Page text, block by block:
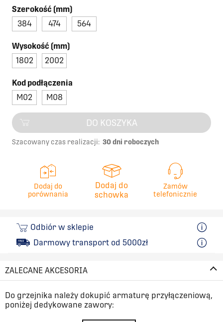
Szerokość (mm)
384
474 564
Wysokość (mm)
1802
2002
Kod podłączenia
M02
M08
DO KOSZYKA
Szacowany czas realizacji: 30 dni roboczych
Dodaj do
porównania
Dodaj do
schowka
Zamów
telefonicznie
Odbiór w sklepie
Darmowy transport od 5000zł
ZALECANE AKCESORIA
Do grzejnika należy dokupić armaturę przyłączeniową,
poniżej dedykowane zawory: